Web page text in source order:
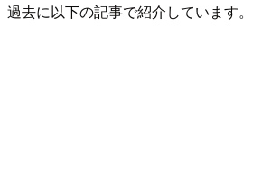
過去に以下の記事で紹介しています。